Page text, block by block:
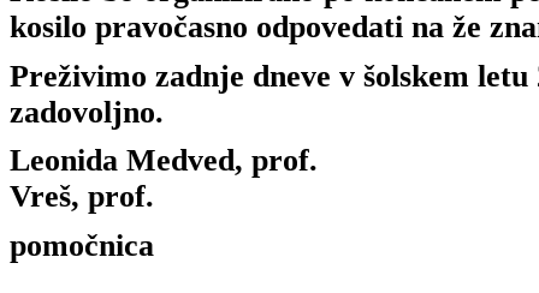
kosilo pravočasno odpovedati na že
Preživimo zadnje dneve v šolskem
zadovoljno.
Leonida
Vreš, prof.